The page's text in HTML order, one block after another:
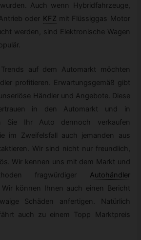
Auch wenn Hybridfahrzeuge,
oder KFZ mit Flüssiggas Motor
werden, sind Elektronische Wagen
auf dem Automarkt möchten
profitieren. Erwartungsgemäß gibt
Händler und Angebote. Diese
in den Automarkt und in
Sie Ihr Auto dennoch verkaufen
im Zweifelsfall auch jemanden aus
Wir sind nicht nur freundlich,
Wir kennen uns mit dem Markt und
fragwürdiger Autohändler
können Ihnen auch einen Bericht
Schäden anfertigen. Natürlich
auch zu einem Topp Marktpreis